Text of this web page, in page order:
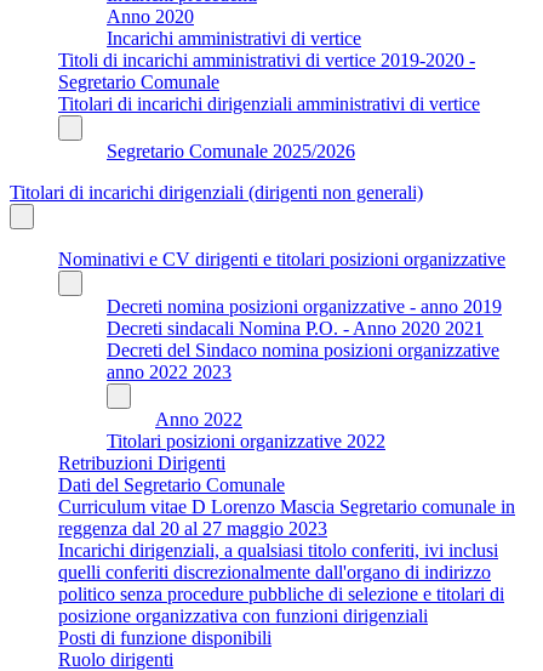
Anno 2020
Incarichi amministrativi di vertice
Titoli di incarichi amministrativi di vertice 2019-2020 -
Segretario Comunale
Titolari di incarichi dirigenziali amministrativi di vertice
Segretario Comunale 2025/2026
Titolari di incarichi dirigenziali (dirigenti non generali)
Nominativi e CV dirigenti e titolari posizioni organizzative
Decreti nomina posizioni organizzative - anno 2019
Decreti sindacali Nomina P.O. - Anno 2020 2021
Decreti del Sindaco nomina posizioni organizzative
anno 2022 2023
Anno 2022
Titolari posizioni organizzative 2022
Retribuzioni Dirigenti
Dati del Segretario Comunale
Curriculum vitae D Lorenzo Mascia Segretario comunale in
reggenza dal 20 al 27 maggio 2023
Incarichi dirigenziali, a qualsiasi titolo conferiti, ivi inclusi
quelli conferiti discrezionalmente dall'organo di indirizzo
politico senza procedure pubbliche di selezione e titolari di
posizione organizzativa con funzioni dirigenziali
Posti di funzione disponibili
Ruolo dirigenti